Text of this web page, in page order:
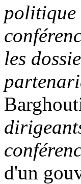
politique
les
d'un